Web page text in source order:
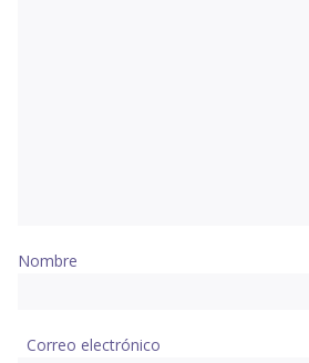
Nombre
Correo electrónico